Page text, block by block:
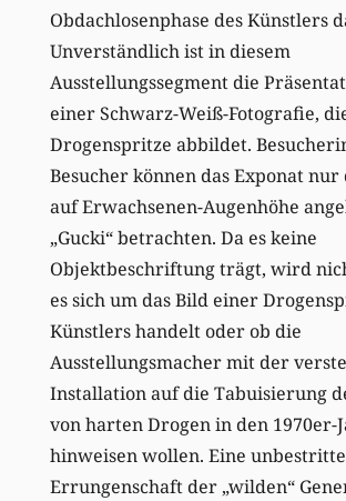
Obdachlosenphase des Künstlers
Unverständlich ist in diesem
Ausstellungssegment die
einer Schwarz-Weiß-Fotografie,
Drogenspritze abbildet.
Besucher können das Exponat
auf Erwachsenen-Augenhöhe
„Gucki“ betrachten. Da es keine
Objektbeschriftung trägt, wird
es sich um das Bild einer
Künstlers handelt oder ob die
Ausstellungsmacher mit der
Installation auf die Tabuisierung
von harten Drogen in den 1970er-
hinweisen wollen. Eine
Errungenschaft der „wilden“